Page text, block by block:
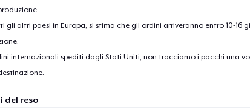
gli altri paesi in Europa, si stima che gli ordini arriveranno entro 10-16
internazionali spediti dagli Stati Uniti, non tracciamo i pacchi una
del reso